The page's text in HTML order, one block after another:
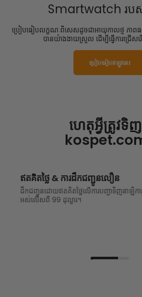
Smartwatch រប
ប្រៀបធៀបលក្ខណៈពិសេសដូចជាអាយុកាលថ្ម ភាព
បានយ៉ាងងាយស្រួល ដើម្បីធ្វើការជ្រើស
ប្រៀបធៀបឥឡូវនេះ
ហេតុអ្វីត្រូវទិ
ឥតគិតថ្លៃ & ការដឹកជញ្ជូនលឿន
ដឹកជញ្ជូនដោយឥតគិតថ្លៃលើការបញ្ជាទិញនាឡិកាឆ្
អស់លើសពី 99 ដុល្លារ។